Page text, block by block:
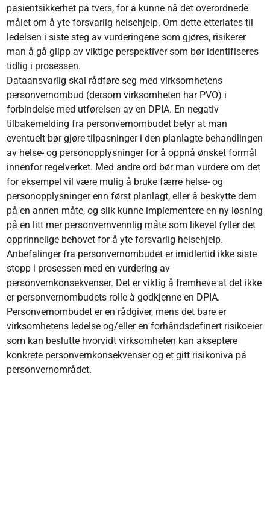
pasientsikkerhet på tvers, for å kunne nå det overordnede
målet om å yte forsvarlig helsehjelp. Om dette etterlates til
ledelsen i siste steg av vurderingene som gjøres, risikerer
man å gå glipp av viktige perspektiver som bør identifiseres
tidlig i prosessen.
Dataansvarlig skal rådføre seg med virksomhetens
personvernombud (dersom virksomheten har PVO) i
forbindelse med utførelsen av en DPIA. En negativ
tilbakemelding fra personvernombudet betyr at man
eventuelt bør gjøre tilpasninger i den planlagte behandlingen
av helse- og personopplysninger for å oppnå ønsket formål
innenfor regelverket. Med andre ord bør man vurdere om det
for eksempel vil være mulig å bruke færre helse- og
personopplysninger enn først planlagt, eller å beskytte dem
på en annen måte, og slik kunne implementere en ny løsning
på en litt mer personvernvennlig måte som likevel fyller det
opprinnelige behovet for å yte forsvarlig helsehjelp.
Anbefalinger fra personvernombudet er imidlertid ikke siste
stopp i prosessen med en vurdering av
personvernkonsekvenser. Det er viktig å fremheve at det ikke
er personvernombudets rolle å godkjenne en DPIA.
Personvernombudet er en rådgiver, mens det bare er
virksomhetens ledelse og/eller en forhåndsdefinert risikoeier
som kan beslutte hvorvidt virksomheten kan akseptere
konkrete personvernkonsekvenser og et gitt risikonivå på
personvernområdet.